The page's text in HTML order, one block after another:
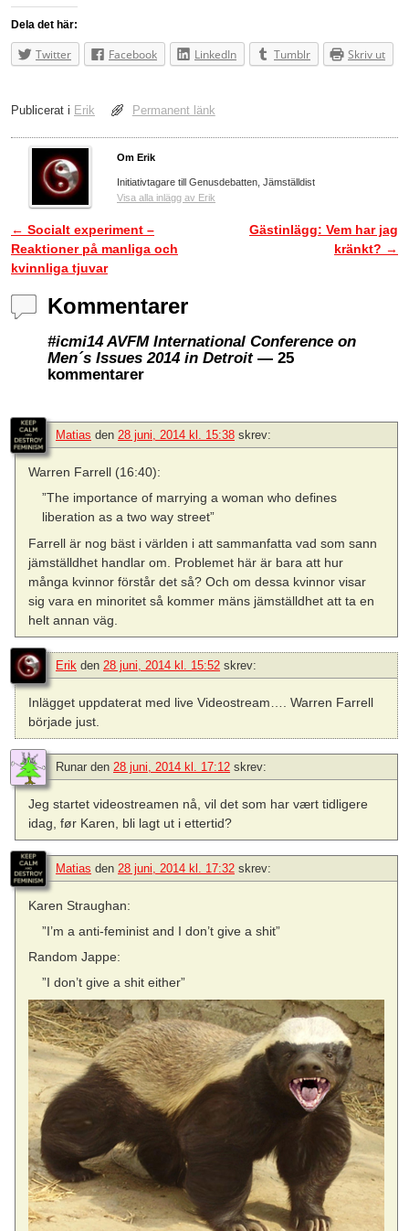
Dela det här:
Twitter Facebook LinkedIn Tumblr Skriv ut
Publicerat i Erik Permanent länk
Om Erik
Initiativtagare till Genusdebatten, Jämställdist
Visa alla inlägg av Erik
Inläggsnavigering
← Socialt experiment –
Reaktioner på manliga och
kvinnliga tjuvar
Gästinlägg: Vem har jag
kränkt? →
Kommentarer
#icmi14 AVFM International Conference on
Men´s Issues 2014 in Detroit— 25
kommentarer
Matias den 28 juni, 2014 kl. 15:38 skrev:
Warren Farrell (16:40):
”The importance of marrying a woman who defines
liberation as a two way street”
Farrell är nog bäst i världen i att sammanfatta vad som sann
jämställdhet handlar om. Problemet här är bara att hur
många kvinnor förstår det så? Och om dessa kvinnor visar
sig vara en minoritet så kommer mäns jämställdhet att ta en
helt annan väg.
Erik den 28 juni, 2014 kl. 15:52 skrev:
Inlägget uppdaterat med live Videostream…. Warren Farrell
började just.
Runar den 28 juni, 2014 kl. 17:12 skrev:
Jeg startet videostreamen nå, vil det som har vært tidligere
idag, før Karen, bli lagt ut i ettertid?
Matias den 28 juni, 2014 kl. 17:32 skrev:
Karen Straughan:
”I’m a anti-feminist and I don’t give a shit”
Random Jappe:
”I don’t give a shit either”